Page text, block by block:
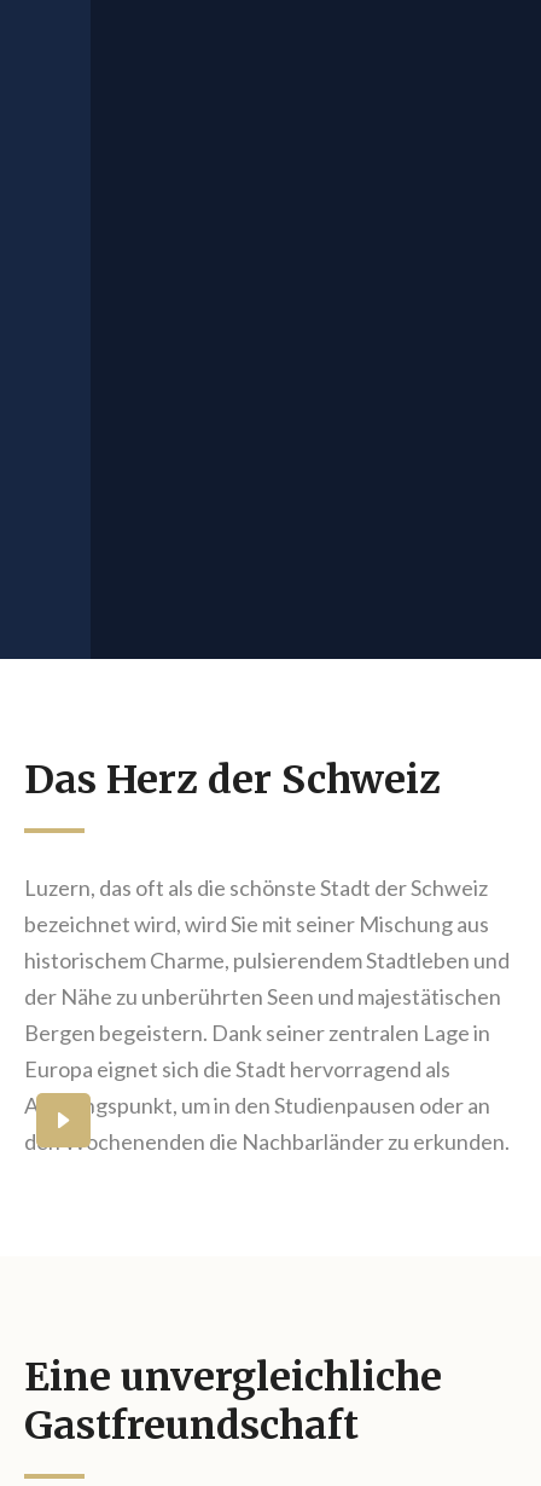
Ein pulsierendes Stadtleben
Das Herz der Schweiz
Luzern, das oft als die schönste Stadt der Schweiz
bezeichnet wird, wird Sie mit seiner Mischung aus
historischem Charme, pulsierendem Stadtleben und
der Nähe zu unberührten Seen und majestätischen
Bergen begeistern. Dank seiner zentralen Lage in
Europa eignet sich die Stadt hervorragend als
Ausgangspunkt, um in den Studienpausen oder an
den Wochenenden die Nachbarländer zu erkunden.
Eine unvergleichliche
Gastfreundschaft